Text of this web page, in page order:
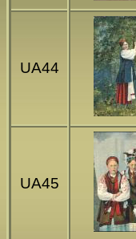
UA44
UA45